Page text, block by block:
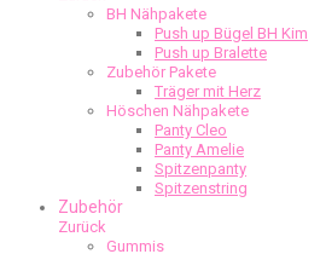
BH Nähpakete
Push up Bügel BH Kim
Push up Bralette
Zubehör Pakete
Träger mit Herz
Höschen Nähpakete
Panty Cleo
Panty Amelie
Spitzenpanty
Spitzenstring
Zubehör
Zurück
Gummis